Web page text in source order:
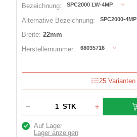
Bezeichnung:
SPC2000 LW-4MP
Alternative Bezeichnung: SPC2000-4MP
Breite: 22mm
Herstellernummer:
68035716
25 Varianten
STK
Auf Lager
Lager anzeigen